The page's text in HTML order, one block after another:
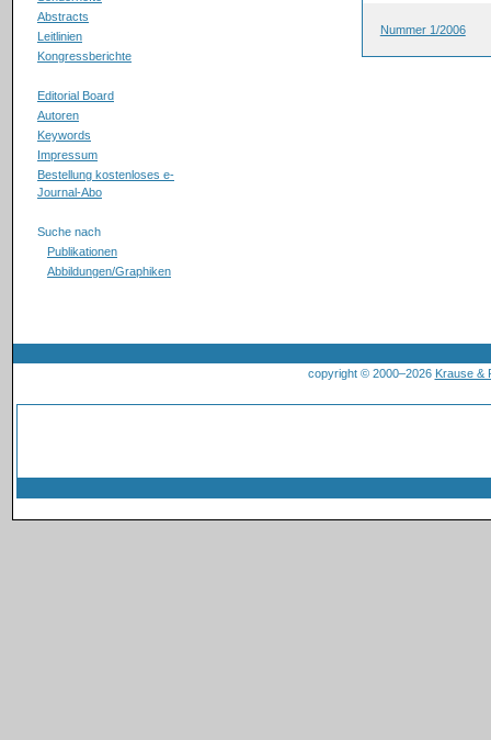
Abstracts
Leitlinien
Kongressberichte
Editorial Board
Autoren
Keywords
Impressum
Bestellung kostenloses e-
Journal-Abo
Suche nach
Publikationen
Abbildungen/Graphiken
Nummer 1/2006
copyright © 2000–2026 Krause &